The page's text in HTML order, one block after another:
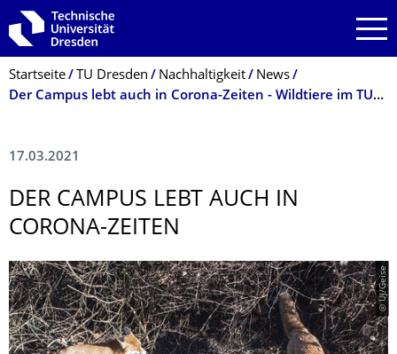
Zur Hauptnavigation springen
Zur Suche springen
Zum Inhalt springen
Breadcrumb-Menü
Startseite TU Dresden Nachhaltigkeit
News
Der Campus lebt auch in Corona-Zeiten - Wildtiere im TUD-Gelände
17.03.2021
DER CAMPUS LEBT AUCH IN
CORONA-ZEITEN
© UJ/Geise